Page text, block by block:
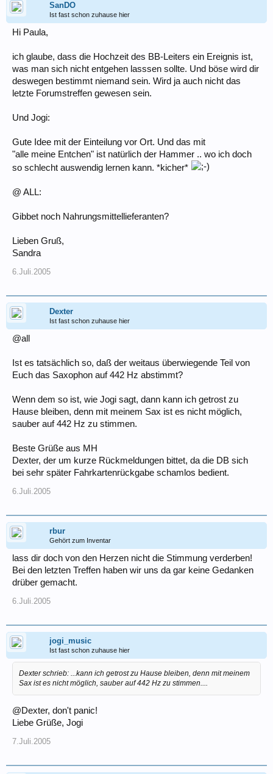
SanDO
Ist fast schon zuhause hier
Hi Paula,
ich glaube, dass die Hochzeit des BB-Leiters ein Ereignis ist,
was man sich nicht entgehen lasssen sollte. Und böse wird dir
deswegen bestimmt niemand sein. Wird ja auch nicht das
letzte Forumstreffen gewesen sein.
Und Jogi:
Gute Idee mit der Einteilung vor Ort. Und das mit
"alle meine Entchen" ist natürlich der Hammer .. wo ich doch
so schlecht auswendig lernen kann. *kicher*
@ ALL:
Gibbet noch Nahrungsmittellieferanten?
Lieben Gruß,
Sandra
6.Juli.2005
Dexter
Ist fast schon zuhause hier
@all
Ist es tatsächlich so, daß der weitaus überwiegende Teil von
Euch das Saxophon auf 442 Hz abstimmt?
Wenn dem so ist, wie Jogi sagt, dann kann ich getrost zu
Hause bleiben, denn mit meinem Sax ist es nicht möglich,
sauber auf 442 Hz zu stimmen.
Beste Grüße aus MH
Dexter, der um kurze Rückmeldungen bittet, da die DB sich
bei sehr später Fahrkartenrückgabe schamlos bedient.
6.Juli.2005
rbur
Gehört zum Inventar
lass dir doch von den Herzen nicht die Stimmung verderben!
Bei den letzten Treffen haben wir uns da gar keine Gedanken
drüber gemacht.
6.Juli.2005
jogi_music
Ist fast schon zuhause hier
Dexter schrieb: ...kann ich getrost zu Hause bleiben, denn mit meinem
Sax ist es nicht möglich, sauber auf 442 Hz zu stimmen....
@Dexter, don't panic!
Liebe Grüße, Jogi
7.Juli.2005